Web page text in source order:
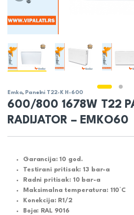
Emko, Panelni T22-K H-600
600/800 1678W T22
RADIJATOR – EMKO60
Garancija: 10 god.
Testirani pritisak: 13 bar-a
Radni pritisak: 10 bar-a
Maksimalna temperatura: 110°C
Konekcija: R1/2
Boja: RAL 9016